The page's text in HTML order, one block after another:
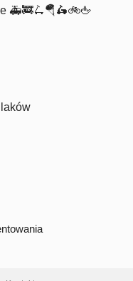
🚑🚒🛴🪂🛵🚲🖕